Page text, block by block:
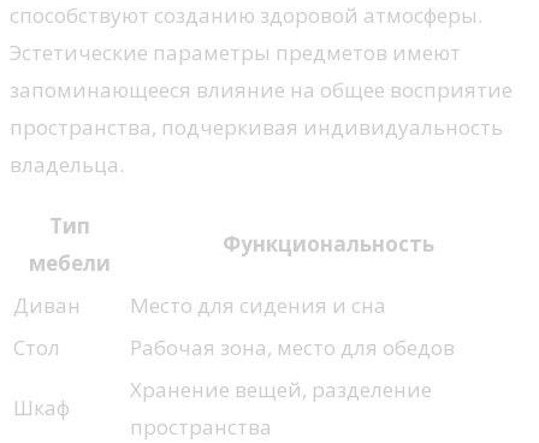
способствуют созданию здоровой атмосферы.
Эстетические параметры предметов имеют
запоминающееся влияние на общее восприятие
пространства, подчеркивая индивидуальность
владельца.
Тип
мебели
Функциональность
Диван
Место для сидения и сна
Стол
Рабочая зона, место для обедов
Шкаф
Хранение вещей, разделение
пространства